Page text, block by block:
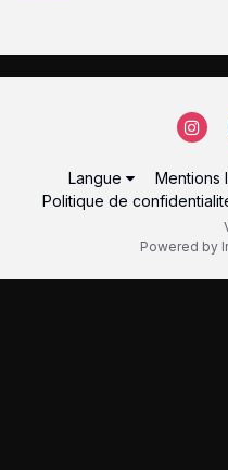
Langue Mentions
Politique de
Powered by